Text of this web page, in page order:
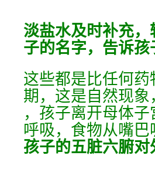
淡盐水及时补充
子的名字，告诉
这些都是比任何
期，这是自然现
，孩子离开母体
呼吸，食物从嘴巴
孩子的五脏六腑对